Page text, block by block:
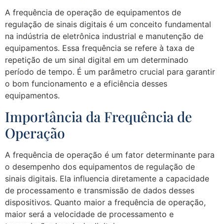
A frequência de operação de equipamentos de
regulação de sinais digitais é um conceito fundamental
na indústria de eletrônica industrial e manutenção de
equipamentos. Essa frequência se refere à taxa de
repetição de um sinal digital em um determinado
período de tempo. É um parâmetro crucial para garantir
o bom funcionamento e a eficiência desses
equipamentos.
Importância da Frequência de
Operação
A frequência de operação é um fator determinante para
o desempenho dos equipamentos de regulação de
sinais digitais. Ela influencia diretamente a capacidade
de processamento e transmissão de dados desses
dispositivos. Quanto maior a frequência de operação,
maior será a velocidade de processamento e